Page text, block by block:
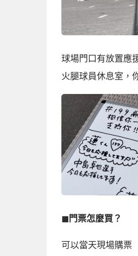
球場門口有放置應
火腿球員休息室，
◼︎門票怎麼買？
可以當天現場購票